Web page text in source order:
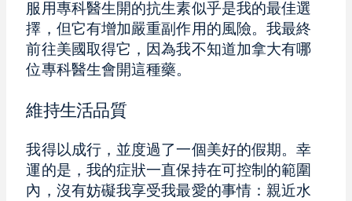
服用專科醫生開的抗生素似乎是我的最佳選
擇，但它有增加嚴重副作用的風險。我最終
前往美國取得它，因為我不知道加拿大有哪
位專科醫生會開這種藥。
維持生活品質
我得以成行，並度過了一個美好的假期。幸
運的是，我的症狀一直保持在可控制的範圍
內，沒有妨礙我享受我最愛的事情：親近水